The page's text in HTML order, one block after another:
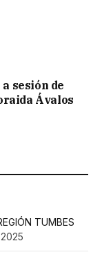
sesión de
Ávalos
TUMBES